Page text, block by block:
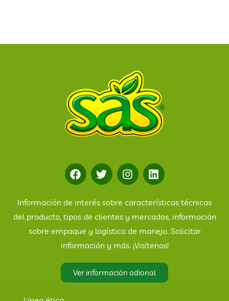
Información de interés sobre características técnicas
del producto, tipos de clientes y mercados, información
sobre empaque y logística de manejo. Solicitar
información y más. ¡Visítenos!
Ver información adional